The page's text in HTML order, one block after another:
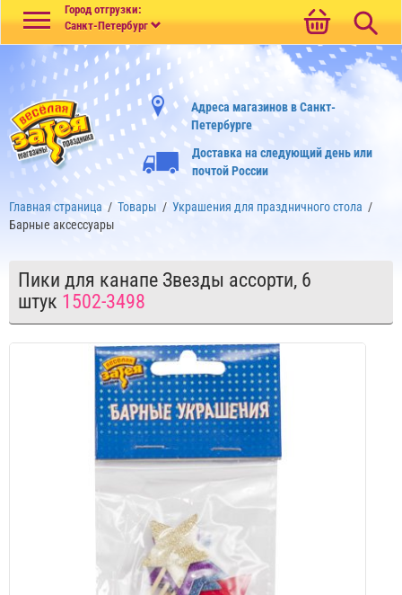
Город отгрузки:
Санкт-Петербург
Адреса магазинов в Санкт-
Петербурге
Доставка на следующий день или
почтой России
Главная страница / Товары / Украшения для праздничного стола /
Барные аксессуары
Пики для канапе Звезды ассорти, 6
штук 1502-3498